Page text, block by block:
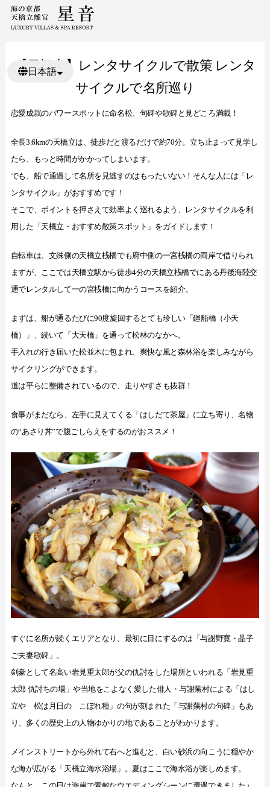
日本語
ENGLISH
【天橋立】レンタサイクルで散策 レンタ
サイクルで名所巡り
恋愛成就のパワースポットに命名松、句碑や歌碑と見どころ満載！
全長3.6kmの天橋立は、徒歩だと渡るだけで約70分。立ち止まって見学し
たら、もっと時間がかかってしまいます。
でも、船で通過して名所を見逃すのはもったいない！そんな人には「レ
ンタサイクル」がおすすめです！
そこで、ポイントを押さえて効率よく巡れるよう、レンタサイクルを利
用した「天橋立・おすすめ散策スポット」をガイドします！
自転車は、文殊側の天橋立桟橋でも府中側の一宮桟橋の両岸で借りられ
ますが、ここでは天橋立駅から徒歩4分の天橋立桟橋でにある丹後海陸交
通でレンタルして一の宮桟橋に向かうコースを紹介。
まずは、船が通るたびに90度旋回するとても珍しい「廻船橋（小天
橋）」、続いて「大天橋」を通って松林のなかへ。
手入れの行き届いた松並木に包まれ、爽快な風と森林浴を楽しみながら
サイクリングができます。
道は平らに整備されているので、走りやすさも抜群！
食事がまだなら、左手に見えてくる「はしだて茶屋」に立ち寄り、名物
の“あさり丼”で腹ごしらえをするのがおススメ！
すぐに名所が続くエリアとなり、最初に目にするのは「与謝野寛・晶子
ご夫妻歌碑」。
剣豪として名高い岩見重太郎が父の仇討をした場所といわれる「岩見重
太郎 仇討ちの場」や当地をこよなく愛した俳人・与謝蕪村による「はし
立や 松は月日の こぼれ種」の句が刻まれた「与謝蕪村の句碑」もあ
り、多くの歴史上の人物ゆかりの地であることがわかります。
メインストリートから外れて右へと進むと、白い砂浜の向こうに穏やか
な海が広がる「天橋立海水浴場」。夏はここで海水浴が楽しめます。